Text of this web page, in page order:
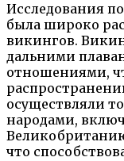
Исследования
была широко
викингов.
дальними
отношениями,
осуществляли
народами,
что